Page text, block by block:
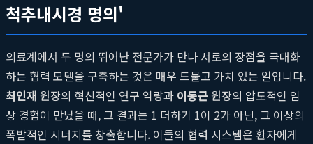
척추내시경 명의'
의료계에서 두 명의 뛰어난 전문가가 만나 서로의 장점을 극대화
하는 협력 모델을 구축하는 것은 매우 드물고 가치 있는 일입니다.
최인재 원장의 혁신적인 연구 역량과 이동근 원장의 압도적인 임
상 경험이 만났을 때, 그 결과는 1 더하기 1이 2가 아닌, 그 이상의
폭발적인 시너지를 창출합니다. 이들의 협력 시스템은 환자에게